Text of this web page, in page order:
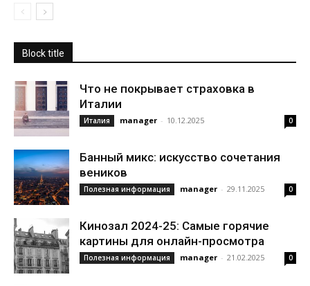
Block title
Что не покрывает страховка в
Италии
Италия manager - 10.12.2025 0
Банный микс: искусство сочетания
веников
Полезная информация manager - 29.11.2025 0
Кинозал 2024-25: Самые горячие
картины для онлайн-просмотра
Полезная информация manager - 21.02.2025 0